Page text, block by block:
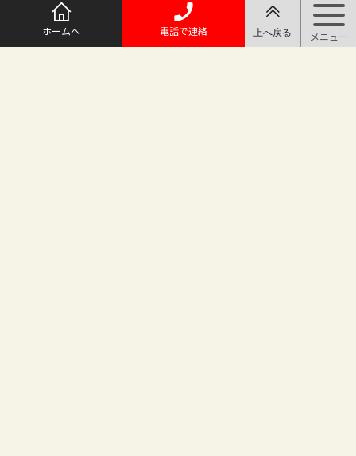
ホームへ 電話で連絡